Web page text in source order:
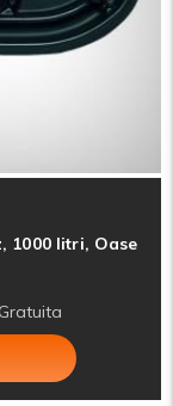
1000 litri, Oase